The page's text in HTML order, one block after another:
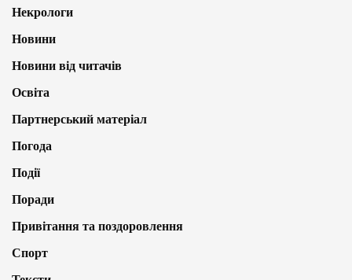
Некрологи
Новини
Новини від читачів
Освіта
Партнерський матеріал
Погода
Події
Поради
Привітання та поздоровлення
Спорт